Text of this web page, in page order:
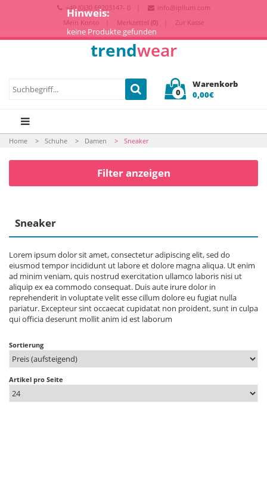
+49 (0)30 69203147- 0
info@ipilum.com
Mein Konto
Merkzettel (0) Zur Kasse
trendwear
0
Warenkorb
0,00€
Home Schuhe Damen Sneaker
Filter anzeigen
Sneaker
Lorem ipsum dolor sit amet, consectetur adipiscing elit, sed do
eiusmod tempor incididunt ut labore et dolore magna aliqua. Ut enim
ad minim veniam, quis nostrud exercitation ullamco laboris nisi ut
aliquip ex ea commodo consequat. Duis aute irure dolor in
reprehenderit in voluptate velit esse cillum dolore eu fugiat nulla
pariatur. Excepteur sint occaecat cupidatat non proident, sunt in culpa
qui officia deserunt mollit anim id est laborum
Sortierung
Artikel pro Seite
Hinweis:
keine Produkte gefunden